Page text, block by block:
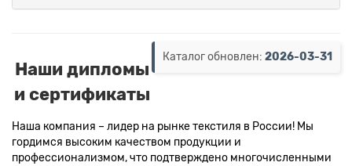
Каталог обновлен: 2026-03-31
Наши дипломы
и сертификаты
Наша компания – лидер на рынке текстиля в России! Мы
гордимся высоким качеством продукции и
профессионализмом, что подтверждено многочисленными